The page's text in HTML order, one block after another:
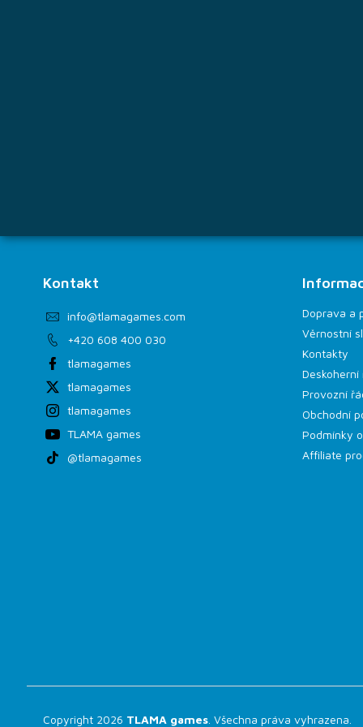
Kontakt
info@tlamagames.com
+420 608 400 030
tlamagames
tlamagames
tlamagames
TLAMA games
@tlamagames
Doprava a
Věrnostní
Kontakty
Provozní
Obchodní
Podmínky
Affiliate
Copyright 2026 TLAMA games . Všechna práva vyhrazena.